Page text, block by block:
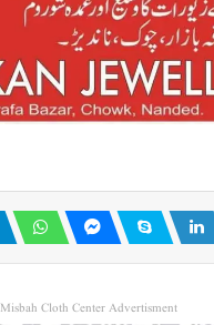
Misbah Cloth Center Advertisment